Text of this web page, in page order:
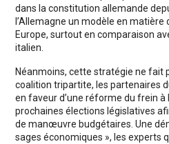
dans la constitution allemande
l’Allemagne un modèle en matière
Europe, surtout en comparaison
italien.
Néanmoins, cette stratégie ne fait
coalition tripartite, les partenaires
en faveur d’une réforme du frein à
prochaines élections législatives
de manœuvre budgétaires. Une
sages économiques », les experts